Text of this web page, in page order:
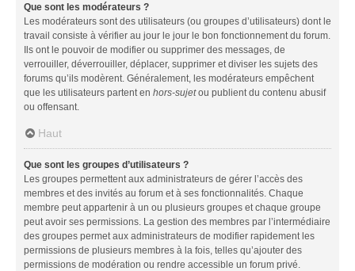
Que sont les modérateurs ?
Les modérateurs sont des utilisateurs (ou groupes d’utilisateurs) dont le
travail consiste à vérifier au jour le jour le bon fonctionnement du forum.
Ils ont le pouvoir de modifier ou supprimer des messages, de
verrouiller, déverrouiller, déplacer, supprimer et diviser les sujets des
forums qu’ils modèrent. Généralement, les modérateurs empêchent
que les utilisateurs partent en hors-sujetou publient du contenu abusif
ou offensant.
Haut
Que sont les groupes d’utilisateurs ?
Les groupes permettent aux administrateurs de gérer l’accès des
membres et des invités au forum et à ses fonctionnalités. Chaque
membre peut appartenir à un ou plusieurs groupes et chaque groupe
peut avoir ses permissions. La gestion des membres par l’intermédiaire
des groupes permet aux administrateurs de modifier rapidement les
permissions de plusieurs membres à la fois, telles qu’ajouter des
permissions de modération ou rendre accessible un forum privé.